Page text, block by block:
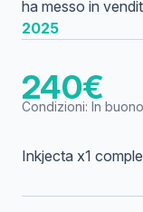
ha messo in
2025
240€
Condizioni: In
Inkjecta x1